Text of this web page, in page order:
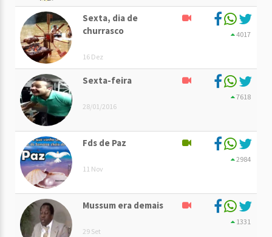
Sexta, dia de
churrasco
16 Dez
4017
Sexta-feira
28/01/2016
7618
Fds de Paz
11 Nov
2984
Mussum era demais
29 Set
1331